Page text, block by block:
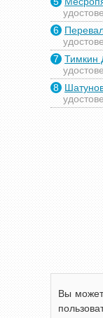
6
7 Тимкин
8
Вы